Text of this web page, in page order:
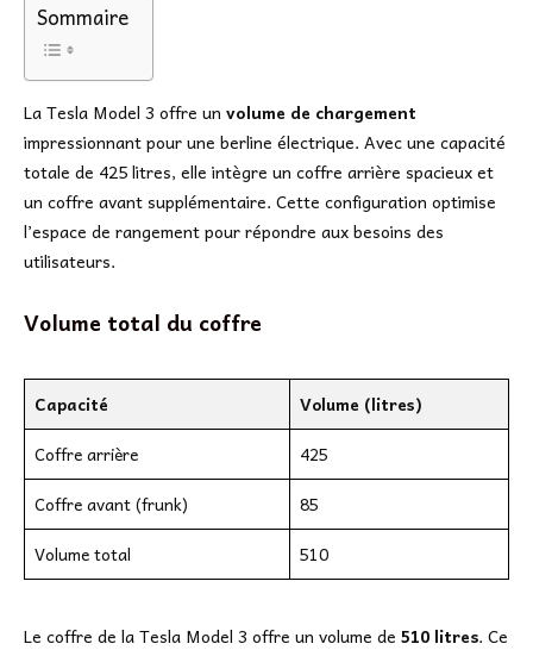
Sommaire
La Tesla Model 3 offre un volume de chargement
impressionnant pour une berline électrique. Avec une capacité
totale de 425 litres, elle intègre un coffre arrière spacieux et
un coffre avant supplémentaire. Cette configuration optimise
l’espace de rangement pour répondre aux besoins des
utilisateurs.
Volume total du coffre
Capacité
Volume (litres)
Coffre arrière
425
Coffre avant (frunk)
85
Volume total
510
Le coffre de la Tesla Model 3 offre un volume de 510 litres. Ce